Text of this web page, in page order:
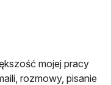
mojej pracy
rozmowy, pisanie